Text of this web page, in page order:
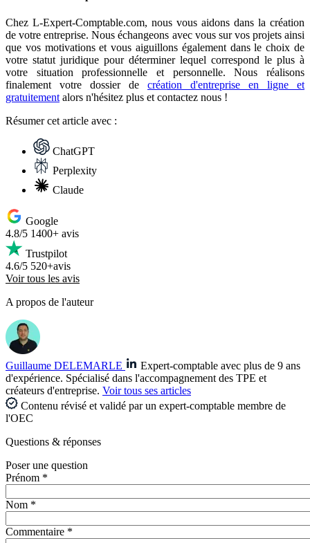
Chez L-Expert-Comptable.com, nous vous aidons dans la création
de votre entreprise. Nous échangeons avec vous sur vos projets ainsi
que vos motivations et vous aiguillons également dans le choix de
votre statut juridique pour déterminer lequel correspond le plus à
votre situation professionnelle et personnelle. Nous réalisons
finalement votre dossier de création d'entreprise en ligne et
gratuitement alors n'hésitez plus et contactez nous !
Résumercet article avec :
ChatGPT
Perplexity
Claude
Google
4.8/5 1400+ avis
Trustpilot
4.6/5 520+avis
Voir tous les avis
A propos de l'auteur
Guillaume DELEMARLE
Expert-comptable avec plus de 9 ans
d'expérience. Spécialisé dans l'accompagnement des TPE et
créateurs d'entreprise. Voir tous ses articles
Contenu révisé et validé par un expert-comptable membre de
l'OEC
Questions & réponses
Poser une question
Prénom *
Nom *
Commentaire *